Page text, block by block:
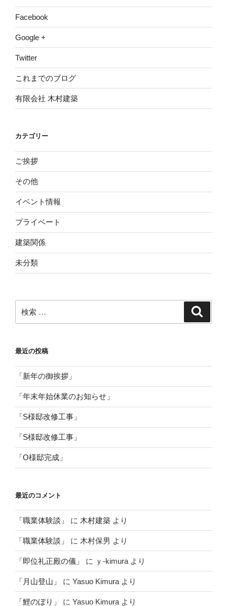
Facebook
Google +
Twitter
これまでのブログ
有限会社 木村建築
カテゴリー
ご挨拶
その他
イベント情報
プライベート
建築関係
未分類
索:
最近の投稿
「新年の御挨拶」
「年末年始休業のお知らせ」
「S様邸改修工事」
「S様邸改修工事」
「O様邸完成」
最近のコメント
「職業体験談」 に 木村建築 より
「職業体験談」 に 木村保男 より
「即位礼正殿の儀」 に ｙ-kimura より
「月山登山」 に Yasuo Kimura より
「鯉のぼり」 に Yasuo Kimura より